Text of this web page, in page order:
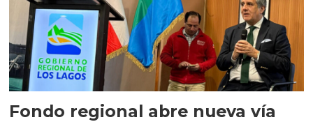
Fondo regional abre nueva vía